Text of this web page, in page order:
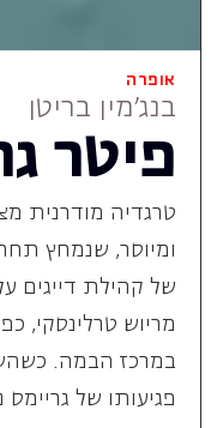
אופרה
בנג'מין בריטן
פיטר
טרגדיה מודרנית
ומיוסר, שנמחץ
של קהילת
מריוש טרלינסקי,
במרכז הבמה.
פגיעותו של